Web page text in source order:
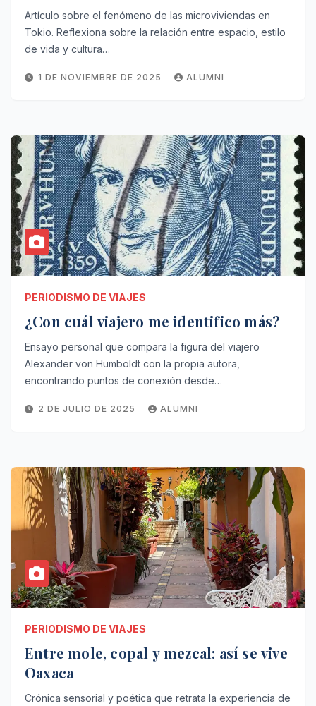
Artículo sobre el fenómeno de las microviviendas en
Tokio. Reflexiona sobre la relación entre espacio, estilo
de vida y cultura…
1 DE NOVIEMBRE DE 2025 ALUMNI
PERIODISMO DE VIAJES
¿Con cuál viajero me identifico más?
Ensayo personal que compara la figura del viajero
Alexander von Humboldt con la propia autora,
encontrando puntos de conexión desde…
2 DE JULIO DE 2025 ALUMNI
PERIODISMO DE VIAJES
Entre mole, copal y mezcal: así se vive
Oaxaca
Crónica sensorial y poética que retrata la experiencia de